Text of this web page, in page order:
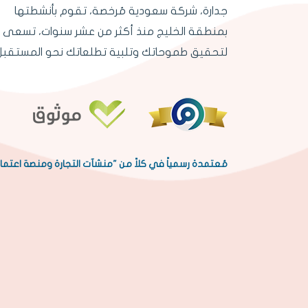
جدارة، شركة سعودية مُرخصة، تقوم بأنشطتها
بمنطقة الخليج منذ أكثر من عشر سنوات، تسعى
لتحقيق طموحاتك وتلبية تطلعاتك نحو
مُعتمدة رسمياً في كلاً من "منشآت التجارة ومنصة